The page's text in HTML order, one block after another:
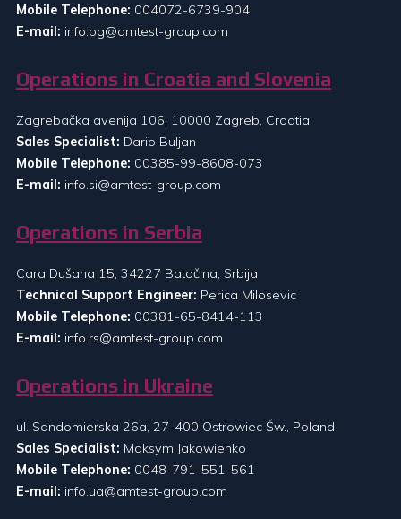
Mobile Telephone: 004072-6739-904
E-mail: info.bg@amtest-group.com
Operations in Croatia and Slovenia
Zagrebačka avenija 106, 10000 Zagreb, Croatia
Sales Specialist: Dario Buljan
Mobile Telephone: 00385-99-8608-073
E-mail: info.si@amtest-group.com
Operations in Serbia
Cara Dušana 15, 34227 Batočina, Srbija
Technical Support Engineer: Perica Milosevic
Mobile Telephone: 00381-65-8414-113
E-mail: info.rs@amtest-group.com
Operations in Ukraine
ul. Sandomierska 26a, 27-400 Ostrowiec Św., Poland
Sales Specialist: Maksym Jakowienko
Mobile Telephone: 0048-791-551-561
E-mail: info.ua@amtest-group.com